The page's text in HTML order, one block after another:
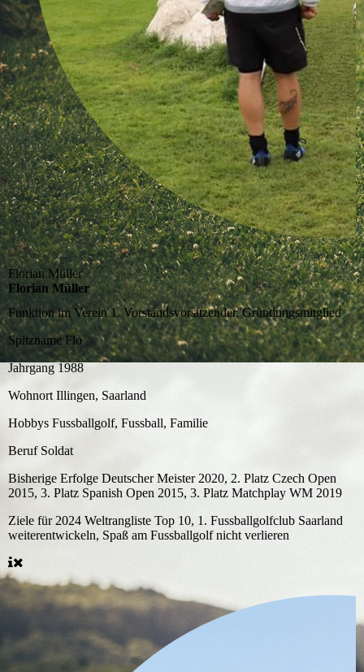
Florian Müller
Florian Müller
Funktion im Verein1. Vorstandsvorsitzender, Gründungsmitglied
SpitznameFlo
Jahrgang 1988
Wohnort Illingen, Saarland
Hobbys Fussballgolf, Fussball, Familie
Beruf Soldat
Bisherige Erfolge Deutscher Meister 2020, 2. Platz Czech Open
2015, 3. Platz Spanish Open 2015, 3. Platz Matchplay WM 2019
Ziele für 2024 Weltrangliste Top 10, 1. Fussballgolfclub Saarland
weiterentwickeln, Spaß am Fussballgolf nicht verlieren